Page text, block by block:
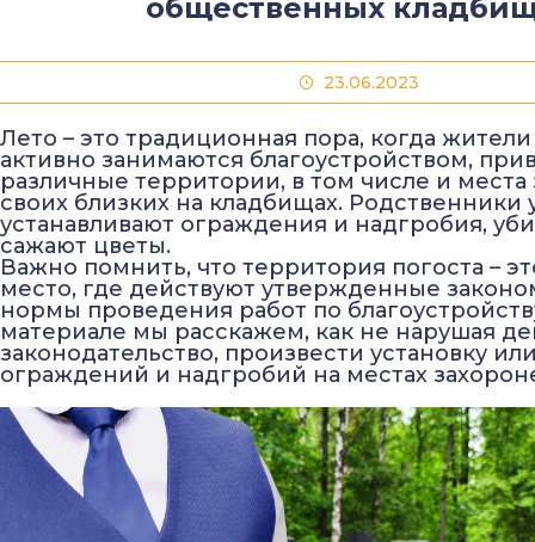
общественных
23.06.2023
Лето – это традиционная пора, когда
активно занимаются благоустройством,
различные территории, в том числе и
своих близких на кладбищах.
устанавливают ограждения и надгробия,
сажают цветы.
Важно помнить, что территория погоста –
место, где действуют утвержденные
нормы проведения работ по
материале мы расскажем, как не нарушая
законодательство, произвести установку
ограждений и надгробий на местах